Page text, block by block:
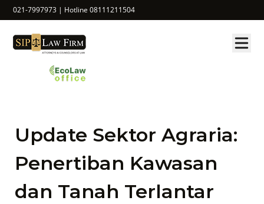
021-7997973 | Hotline 08111211504
Update Sektor Agraria:
Penertiban Kawasan
dan Tanah Terlantar